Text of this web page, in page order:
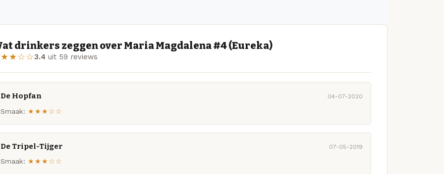
drinkers zeggen over Maria Magdalena #4 (Eureka)
3.4 uit 59 reviews
De Hopfan 04-07-2020
Smaak: ★★★☆☆
De Tripel-Tijger 07-05-2019
Smaak: ★★★☆☆